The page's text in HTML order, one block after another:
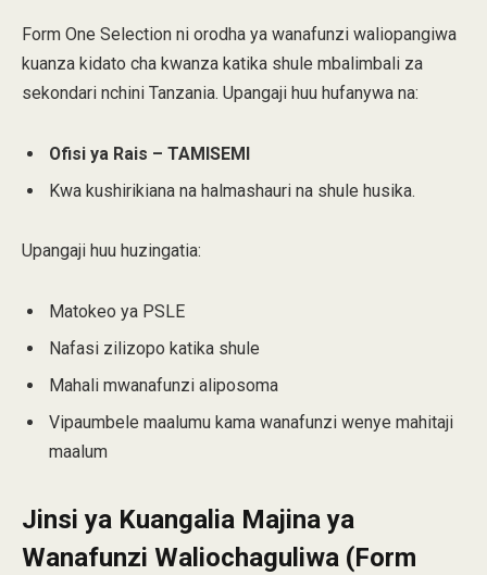
Form One Selection ni orodha ya wanafunzi waliopangiwa
kuanza kidato cha kwanza katika shule mbalimbali za
sekondari nchini Tanzania. Upangaji huu hufanywa na:
Ofisi ya Rais – TAMISEMI
Kwa kushirikiana na halmashauri na shule husika.
Upangaji huu huzingatia:
Matokeo ya PSLE
Nafasi zilizopo katika shule
Mahali mwanafunzi aliposoma
Vipaumbele maalumu kama wanafunzi wenye mahitaji
maalum
Jinsi ya Kuangalia Majina ya
Wanafunzi Waliochaguliwa (Form